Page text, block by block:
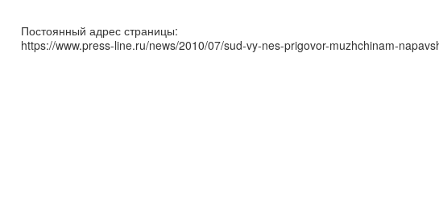
Постоянный адрес страницы:
https://www.press-line.ru/news/2010/07/sud-vy-nes-prigovor-muzhchinam-